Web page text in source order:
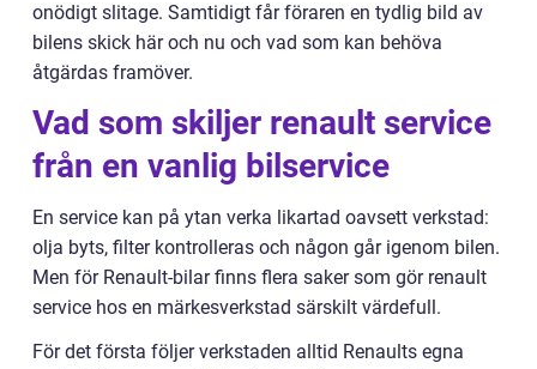
onödigt slitage. Samtidigt får föraren en tydlig bild av
bilens skick här och nu och vad som kan behöva
åtgärdas framöver.
Vad som skiljer renault service
från en vanlig bilservice
En service kan på ytan verka likartad oavsett verkstad:
olja byts, filter kontrolleras och någon går igenom bilen.
Men för Renault-bilar finns flera saker som gör renault
service hos en märkesverkstad särskilt värdefull.
För det första följer verkstaden alltid Renaults egna